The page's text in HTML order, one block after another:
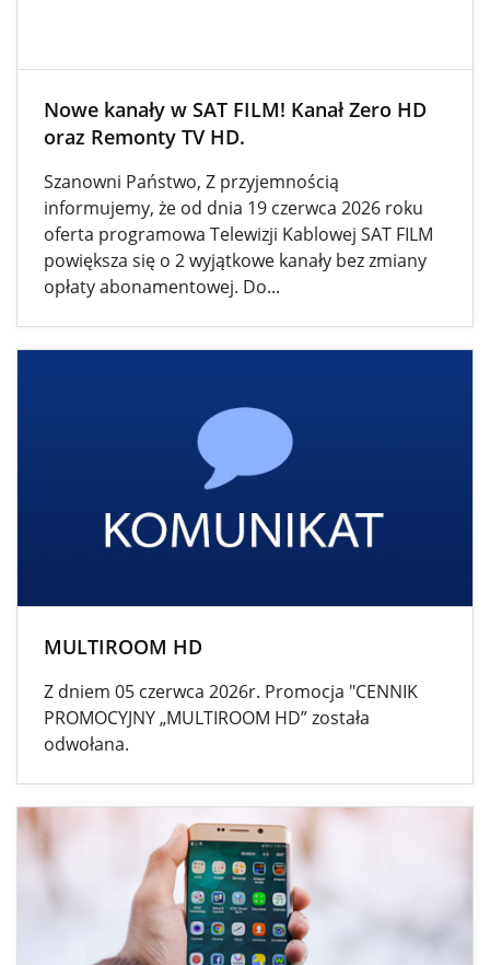
Nowe kanały w SAT FILM! Kanał Zero HD
oraz Remonty TV HD.
Szanowni Państwo, Z przyjemnością
informujemy, że od dnia 19 czerwca 2026 roku
oferta programowa Telewizji Kablowej SAT FILM
powiększa się o 2 wyjątkowe kanały bez zmiany
opłaty abonamentowej. Do...
MULTIROOM HD
Z dniem 05 czerwca 2026r. Promocja "CENNIK
PROMOCYJNY „MULTIROOM HD” została
odwołana.